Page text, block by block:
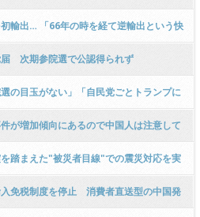
輸出… 「66年の時を経て逆輸出という快
次期参院選で公認得られず
の目玉がない」「自民党ごとトランプに
のはトランプのせいじゃないぞｗ」「消
が増加傾向にあるので中国人は注意して
踏まえた"被災者目線"での震災対応を実
」 ← 総理の時に補正予算組まなかったの
入免税制度を停止 消費者直送型の中国発